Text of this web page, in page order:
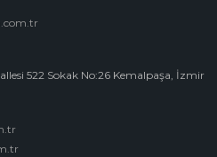
522 Sokak No:26 Kemalpaşa, İzmir